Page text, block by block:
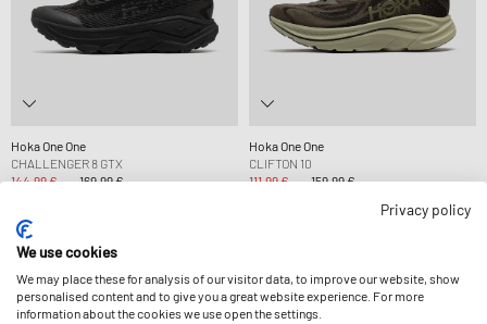
Hoka One One
CHALLENGER 8 GTX
144,99 €
169,99 €
Hoka One One
CLIFTON 10
111,99 €
159,99 €
Privacy policy
We use cookies
We may place these for analysis of our visitor data, to improve our website, show
personalised content and to give you a great website experience. For more
information about the cookies we use open the settings.